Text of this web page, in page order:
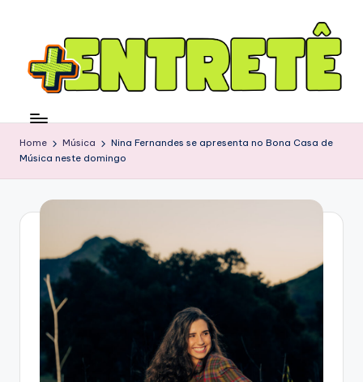
Home Música
Nina Fernandes se apresenta no Bona Casa de
Música neste domingo